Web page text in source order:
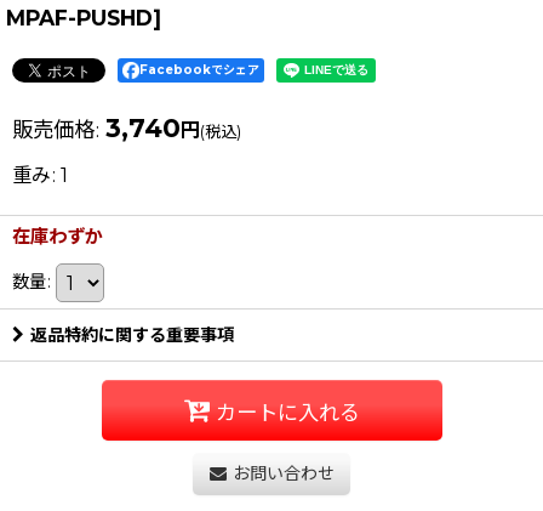
MPAF-PUSHD]
Facebookでシェア
販売価格: 3,740 円 (税込)
重み: 1
在庫わずか
数量:
返品特約に関する重要事項
カートに入れる
お問い合わせ